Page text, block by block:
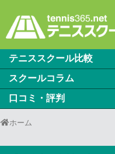
テニススクール比較
スクールコラム
口コミ・評判
ホーム